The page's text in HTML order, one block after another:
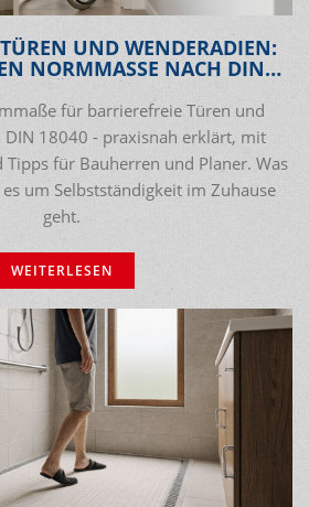
UND WENDERADIEN:
NORMMASSE NACH DIN 1
IM ÜBERBLICK
für barrierefreie Türen und
DIN 18040 - praxisnah erklärt, mit
für Bauherren und Planer. Was
um Selbstständigkeit im Zuhause
geht.
WEITERLESEN